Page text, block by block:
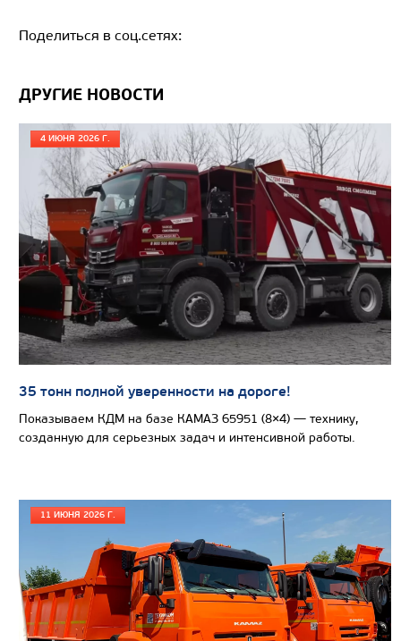
Производитель
Грузоподъемность, кг
Вместимость кузова, м3
Направление разгрузки
Колесная формула
Узнать цену
САМОСВАЛ КАМАЗ-65802
Поделиться в соц.сетях:
ДРУГИЕ НОВОСТИ
4 ИЮНЯ 2026 Г.
35 тонн полной уверенности на дороге!
Показываем КДМ на базе КАМАЗ 65951 (8×4) — технику,
созданную для серьезных задач и интенсивной работы.
11 ИЮНЯ 2026 Г.